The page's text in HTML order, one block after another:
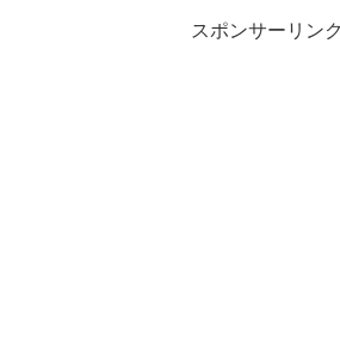
スポンサーリンク